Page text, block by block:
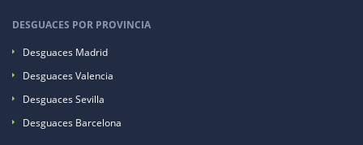
DESGUACES POR PROVINCIA
Desguaces Madrid
Desguaces Valencia
Desguaces Sevilla
Desguaces Barcelona